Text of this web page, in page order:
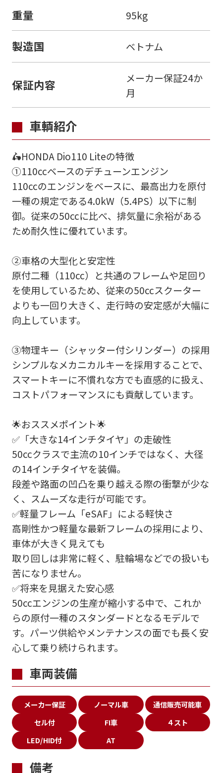
重量 95kg
製造国 ベトナム
保証内容
メーカー保証24か
月
車輌紹介
🛵HONDA Dio110 Liteの特徴
①110ccベースのデチューンエンジン
110ccのエンジンをベースに、最高出力を原付
一種の規定である4.0kW（5.4PS）以下に制
御。従来の50ccに比べ、排気量に余裕がある
ため耐久性に優れています。
②車格の大型化と安定性
原付二種（110cc）と共通のフレームや足回り
を使用しているため、従来の50ccスクーター
よりも一回り大きく、走行時の安定感が大幅に
向上しています。
③物理キー（シャッター付シリンダー）の採用
シンプルなメカニカルキーを採用することで、
スマートキーに不慣れな方でも直感的に扱え、
コストパフォーマンスにも貢献しています。
🌟おススメポイント🌟
✅「大きな14インチタイヤ」の走破性
50ccクラスで主流の10インチではなく、大径
の14インチタイヤを装備。
段差や路面の凹凸を乗り越える際の衝撃が少な
く、スムーズな走行が可能です。
✅軽量フレーム「eSAF」による軽快さ
高剛性かつ軽量な最新フレームの採用により、
車体が大きく見えても
取り回しは非常に軽く、駐輪場などでの扱いも
苦になりません。
✅将来を見据えた安心感
50ccエンジンの生産が縮小する中で、これか
らの原付一種のスタンダードとなるモデルで
す。パーツ供給やメンテナンスの面でも長く安
心して乗り続けられます。
車両装備
メーカー保証 ノーマル車
通信販売可能車
セル付
FI車
４スト
LED/HID付
AT
備考